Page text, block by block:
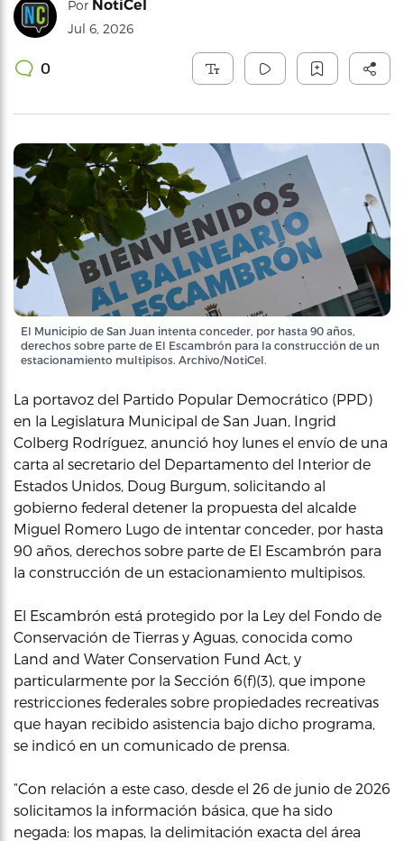
Por NotiCel
Jul 6, 2026
0
El Municipio de San Juan intenta conceder, por hasta 90 años,
derechos sobre parte de El Escambrón para la construcción de un
estacionamiento multipisos. Archivo/NotiCel.
La portavoz del Partido Popular Democrático (PPD)
en la Legislatura Municipal de San Juan, Ingrid
Colberg Rodríguez, anunció hoy lunes el envío de una
carta al secretario del Departamento del Interior de
Estados Unidos, Doug Burgum, solicitando al
gobierno federal detener la propuesta del alcalde
Miguel Romero Lugo de intentar conceder, por hasta
90 años, derechos sobre parte de El Escambrón para
la construcción de un estacionamiento multipisos.
El Escambrón está protegido por la Ley del Fondo de
Conservación de Tierras y Aguas, conocida como
Land and Water Conservation Fund Act, y
particularmente por la Sección 6(f)(3), que impone
restricciones federales sobre propiedades recreativas
que hayan recibido asistencia bajo dicho programa,
se indicó en un comunicado de prensa.
“Con relación a este caso, desde el 26 de junio de 2026
solicitamos la información básica, que ha sido
negada: los mapas, la delimitación exacta del área